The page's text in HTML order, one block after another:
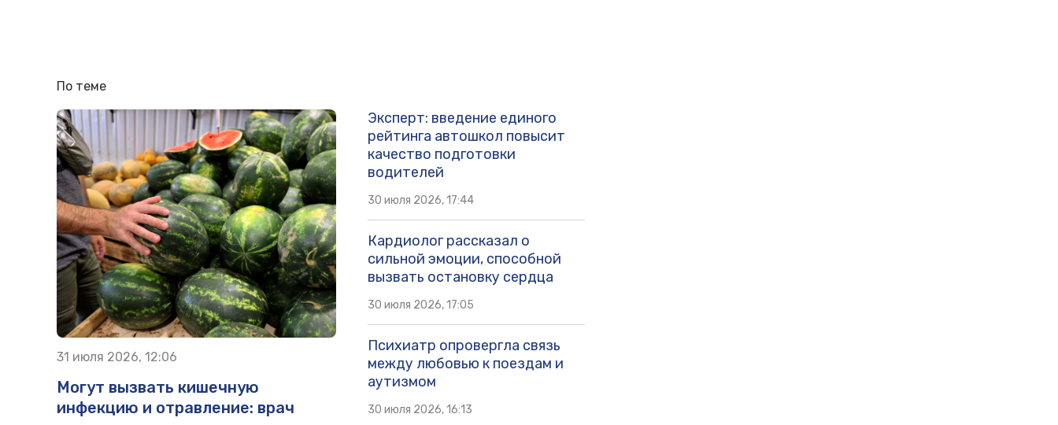
По теме
31 июля 2026, 12:06
Могут вызвать кишечную
инфекцию и отравление: врач
Эксперт: введение единого
рейтинга автошкол повысит
качество подготовки
водителей
30 июля 2026, 17:44
Кардиолог рассказал о
сильной эмоции, способной
вызвать остановку сердца
30 июля 2026, 17:05
Психиатр опровергла связь
между любовью к поездам и
аутизмом
30 июля 2026, 16:13